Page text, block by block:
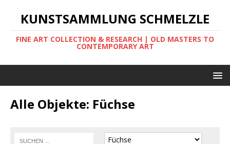
KUNSTSAMMLUNG SCHMELZLE
FINE ART COLLECTION & RESEARCH | OLD MASTERS TO
CONTEMPORARY ART
Alle Objekte: Füchse